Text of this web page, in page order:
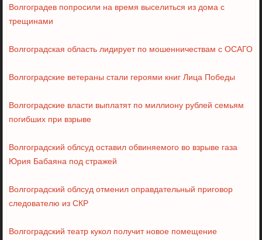
Волгоградев попросили на время выселиться из дома с
трещинами
Волгоградская область лидирует по мошенничествам с ОСАГО
Волгоградские ветераны стали героями книг Лица Победы
Волгоградские власти выплатят по миллиону рублей семьям
погибших при взрыве
Волгоградский облсуд оставил обвиняемого во взрыве газа
Юрия Бабаяна под стражей
Волгоградский облсуд отменил оправдательный приговор
следователю из СКР
Волгоградский театр кукол получит новое помещение